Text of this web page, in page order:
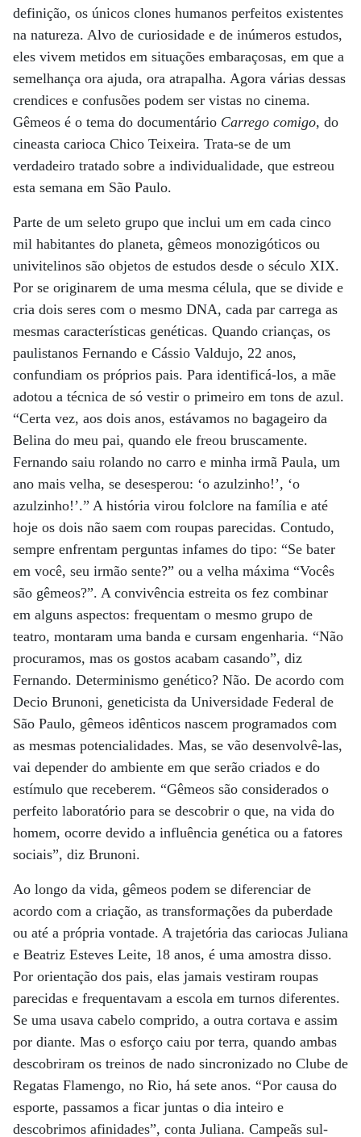
definição, os únicos clones humanos perfeitos existentes
na natureza. Alvo de curiosidade e de inúmeros estudos,
eles vivem metidos em situações embaraçosas, em que a
semelhança ora ajuda, ora atrapalha. Agora várias dessas
crendices e confusões podem ser vistas no cinema.
Gêmeos é o tema do documentário Carrego comigo, do
cineasta carioca Chico Teixeira. Trata-se de um
verdadeiro tratado sobre a individualidade, que estreou
esta semana em São Paulo.
Parte de um seleto grupo que inclui um em cada cinco
mil habitantes do planeta, gêmeos monozigóticos ou
univitelinos são objetos de estudos desde o século XIX.
Por se originarem de uma mesma célula, que se divide e
cria dois seres com o mesmo DNA, cada par carrega as
mesmas características genéticas. Quando crianças, os
paulistanos Fernando e Cássio Valdujo, 22 anos,
confundiam os próprios pais. Para identificá-los, a mãe
adotou a técnica de só vestir o primeiro em tons de azul.
“Certa vez, aos dois anos, estávamos no bagageiro da
Belina do meu pai, quando ele freou bruscamente.
Fernando saiu rolando no carro e minha irmã Paula, um
ano mais velha, se desesperou: ‘o azulzinho!’, ‘o
azulzinho!’.” A história virou folclore na família e até
hoje os dois não saem com roupas parecidas. Contudo,
sempre enfrentam perguntas infames do tipo: “Se bater
em você, seu irmão sente?” ou a velha máxima “Vocês
são gêmeos?”. A convivência estreita os fez combinar
em alguns aspectos: frequentam o mesmo grupo de
teatro, montaram uma banda e cursam engenharia. “Não
procuramos, mas os gostos acabam casando”, diz
Fernando. Determinismo genético? Não. De acordo com
Decio Brunoni, geneticista da Universidade Federal de
São Paulo, gêmeos idênticos nascem programados com
as mesmas potencialidades. Mas, se vão desenvolvê-las,
vai depender do ambiente em que serão criados e do
estímulo que receberem. “Gêmeos são considerados o
perfeito laboratório para se descobrir o que, na vida do
homem, ocorre devido a influência genética ou a fatores
sociais”, diz Brunoni.
Ao longo da vida, gêmeos podem se diferenciar de
acordo com a criação, as transformações da puberdade
ou até a própria vontade. A trajetória das cariocas Juliana
e Beatriz Esteves Leite, 18 anos, é uma amostra disso.
Por orientação dos pais, elas jamais vestiram roupas
parecidas e frequentavam a escola em turnos diferentes.
Se uma usava cabelo comprido, a outra cortava e assim
por diante. Mas o esforço caiu por terra, quando ambas
descobriram os treinos de nado sincronizado no Clube de
Regatas Flamengo, no Rio, há sete anos. “Por causa do
esporte, passamos a ficar juntas o dia inteiro e
descobrimos afinidades”, conta Juliana. Campeãs sul-